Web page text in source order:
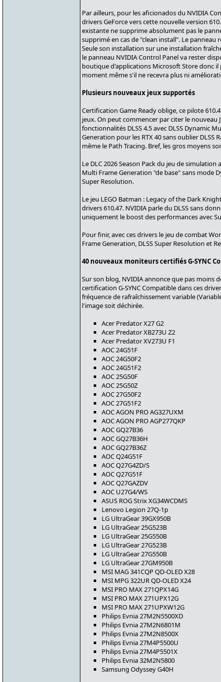
Par ailleurs, pour les aficionados du NVIDIA
drivers GeForce vers cette nouvelle version
existante ne supprime absolument pas le
supprimé en cas de "clean install". Le
Seule son installation sur une installation
le panneau NVIDIA Control Panel va rester
boutique d'applications Microsoft Store donc
moment même s'il ne recevra plus ni
Plusieurs nouveaux jeux supportés
Certification Game Ready oblige, ce pilote
jeux. On peut commencer par citer le nouveau
fonctionnalités DLSS 4.5 avec DLSS Dynamic
Generation pour les RTX 40 sans oublier DLSS
même le Path Tracing. Bref, les gros moyens
Le DLC 2026 Season Pack du jeu de simulation
Multi Frame Generation "de base" sans mode
Super Resolution.
Le jeu LEGO Batman : Legacy of the Dark
drivers 610.47. NVIDIA parle du DLSS sans
uniquement le boost des performances avec
Pour finir, avec ces drivers le jeu de combat
Frame Generation, DLSS Super Resolution et
40 nouveaux moniteurs certifiés G-SYNC
Sur son blog, NVIDIA annonce que pas
certification G-SYNC Compatible dans ces
fréquence de rafraîchissement variable
l'image soit déchirée.
Acer Predator X27 G2
Acer Predator XB273U Z2
Acer Predator XV273U F1
AOC 24G51F
AOC 24G50F2
AOC 24G51F2
AOC 25G50F
AOC 25G50Z
AOC 27G50F2
AOC 27G51F2
AOC AGON PRO AG327UXM
AOC AGON PRO AGP277QKP
AOC GQ27B36
AOC GQ27B36H
AOC GQ27B36Z
AOC Q24G51F
AOC Q27G4ZD/S
AOC Q27G51F
AOC Q27GAZDV
AOC U27G4/WS
ASUS ROG Strix XG34WCDMS
Lenovo Legion 27Q-1p
LG UltraGear 39GX950B
LG UltraGear 25G523B
LG UltraGear 25G550B
LG UltraGear 27G523B
LG UltraGear 27G550B
LG UltraGear 27GM950B
MSI MAG 341CQP QD-OLED X28
MSI MPG 322UR QD-OLED X24
MSI PRO MAX 271QPX14G
MSI PRO MAX 271UPX12G
MSI PRO MAX 271UPXW12G
Philips Evnia 27M2N5500XD
Philips Evnia 27M2N6801M
Philips Evnia 27M2N8500X
Philips Evnia 27M4P5500U
Philips Evnia 27M4P5501X
Philips Evnia 32M2N5800
Samsung Odyssey G40H